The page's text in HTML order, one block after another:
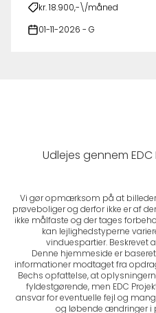
kr. 18.900,-\/måned
01-11-2026 - G
Udlejes gennem EDC
Vi gør opmærksom på at
prøveboliger og derfor ikke er af
ikke målfaste og der tages
kan lejlighedstyperne
vinduespartier. Beskrevet
Denne hjemmeside er
informationer modtaget fra
Bechs opfattelse, at
fyldestgørende, men EDC
ansvar for eventuelle fejl og
og løbende ændringer i